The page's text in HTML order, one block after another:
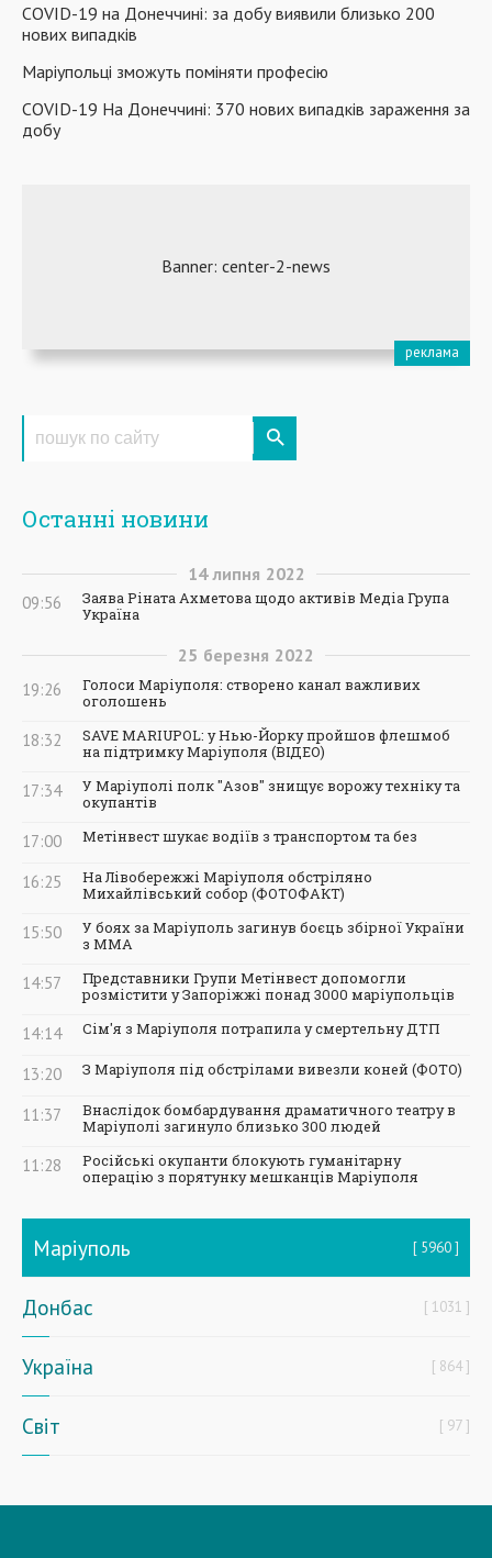
COVID-19 на Донеччині: за добу виявили близько 200
нових випадків
Маріупольці зможуть поміняти професію
COVID-19 На Донеччині: 370 нових випадків зараження за
добу
Останні новини
14 липня 2022
09:56
Заява Ріната Ахметова щодо активів Медіа Група
Україна
25 березня 2022
19:26
Голоси Маріуполя: створено канал важливих
оголошень
18:32
SAVE MARIUPOL: у Нью-Йорку пройшов флешмоб
на підтримку Маріуполя (ВІДЕО)
17:34
У Маріуполі полк "Азов" знищує ворожу техніку та
окупантів
17:00 Метінвест шукає водіїв з транспортом та без
16:25
На Лівобережжі Маріуполя обстріляно
Михайлівський собор (ФОТОФАКТ)
15:50
У боях за Маріуполь загинув боєць збірної України
з ММА
14:57
Представники Групи Метінвест допомогли
розмістити у Запоріжжі понад 3000 маріупольців
14:14 Сім'я з Маріуполя потрапила у смертельну ДТП
13:20 З Маріуполя під обстрілами вивезли коней (ФОТО)
11:37
Внаслідок бомбардування драматичного театру в
Маріуполі загинуло близько 300 людей
11:28
Російські окупанти блокують гуманітарну
операцію з порятунку мешканців Маріуполя
Маріуполь 5960
Донбас 1031
Україна 864
Світ 97